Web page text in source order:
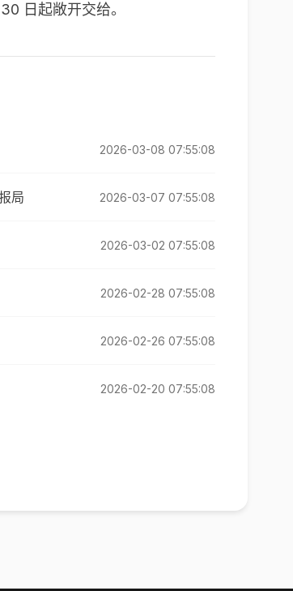
日起敞开交给。
2026-03-08 07:55:08
局 2026-03-07 07:55:08
2026-03-02 07:55:08
2026-02-28 07:55:08
2026-02-26 07:55:08
2026-02-20 07:55:08